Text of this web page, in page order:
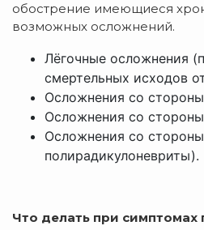
обострение имеющиеся
возможных осложнений.
Лёгочные осложнения
смертельных исходов
Осложнения со
Осложнения со
Осложнения со
полирадикулоневриты).
Что делать при симптомах